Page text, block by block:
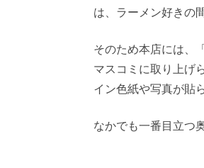
は、ラーメン好きの
そのため本店には、
マスコミに取り上げ
イン色紙や写真が貼
なかでも一番目立つ